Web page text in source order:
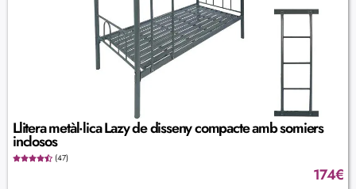
Llitera metàl·lica Lazy de disseny compacte amb somiers
inclosos
(47)
174€